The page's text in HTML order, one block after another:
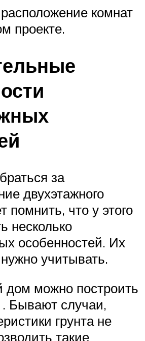
комнат
проекте.
за
двухэтажного
помнить, что у этого
несколько
особенностей. Их
учитывать.
дом можно построить
Бывают случаи,
грунта не
такие